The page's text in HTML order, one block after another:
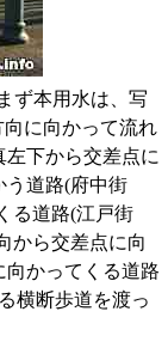
ず本用水は、写
に向かって流れ
下から交差点に
う道路(府中街
る道路(江戸街
から交差点に向
向かってくる道路
横断歩道を渡っ